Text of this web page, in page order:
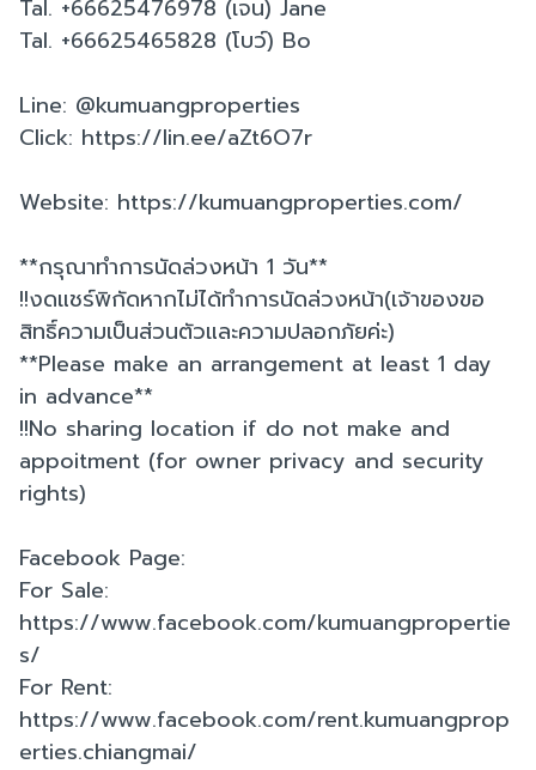
Tal. +66625476978 (เจน) Jane
Tal. +66625465828 (โบว์) Bo
Line: @kumuangproperties
Click: https://lin.ee/aZt6O7r
Website: https://kumuangproperties.com/
**กรุณาทำการนัดล่วงหน้า 1 วัน**
!!งดแชร์พิกัดหากไม่ได้ทำการนัดล่วงหน้า(เจ้าของขอ
สิทธิ์ความเป็นส่วนตัวและความปลอกภัยค่ะ)
**Please make an arrangement at least 1 day
in advance**
!!No sharing location if do not make and
appoitment (for owner privacy and security
rights)
Facebook Page:
For Sale:
https://www.facebook.com/kumuangpropertie
s/
For Rent:
https://www.facebook.com/rent.kumuangprop
erties.chiangmai/